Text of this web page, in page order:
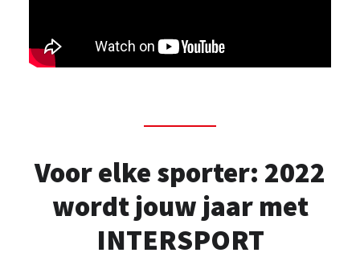
MAIL ONS
Voor elke sporter: 2022
wordt jouw jaar met
INTERSPORT